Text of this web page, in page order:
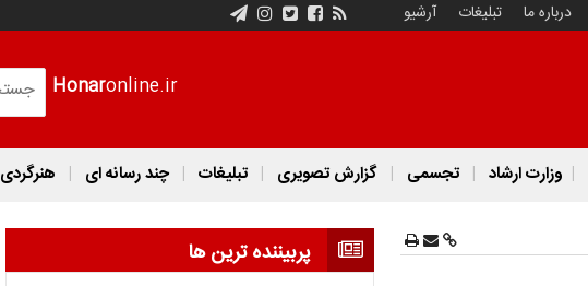
درباره ما تبلیغات آرشیو
Honaronline.ir
وزارت ارشاد تجسمی گزارش تصویری تبلیغات چند رسانه ای هنرگردی
پربیننده ترین ها